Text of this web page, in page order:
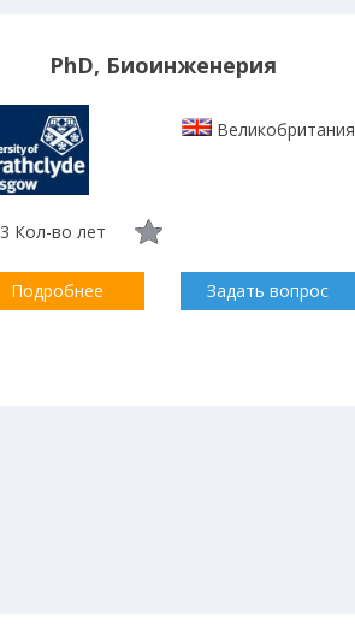
PhD, Биоинженерия
Великобритания
3 Кол-во лет
Подробнее Задать вопрос